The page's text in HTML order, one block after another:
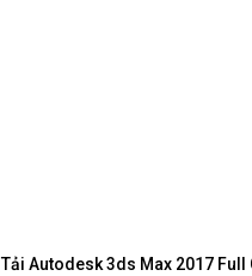
Tải Autodesk 3ds Max 2017 Full